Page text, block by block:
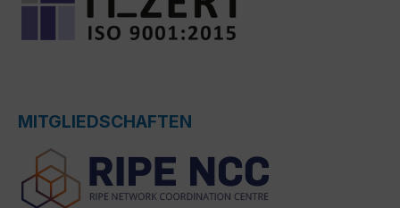
MITGLIEDSCHAFTEN